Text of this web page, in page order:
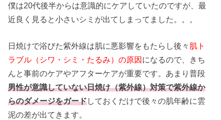
僕は20代後半からは意識的にケアしていたのですが、最
近良く見ると小さいシミが出てしまってました。。。
日焼けで浴びた紫外線は肌に悪影響をもたらし後々 肌ト
ラブル（シワ・シミ・たるみ）の原因になるので、きち
んと事前のケアやアフターケアが重要です。あまり普段
男性が意識していない日焼け（紫外線）対策で紫外線か
らのダメージをガードしておくだけで後々の肌年齢に雲
泥の差が出てきます。